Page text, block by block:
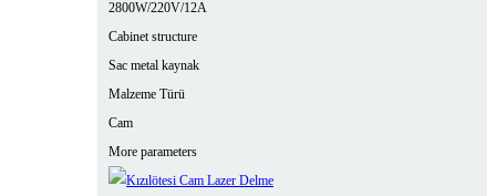
2800W/220V/12A
Cabinet structure
Sac metal kaynak
Malzeme Türü
Cam
More parameters